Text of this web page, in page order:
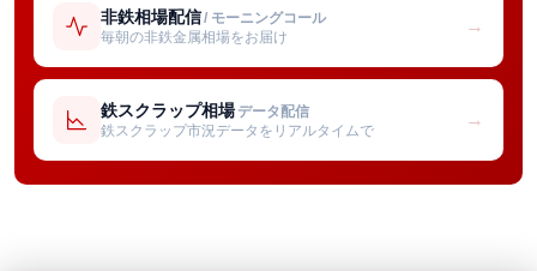
非鉄相場配信/ モーニングコール
毎朝の非鉄金属相場をお届け
→
鉄スクラップ相場 データ配信
鉄スクラップ市況データをリアルタイムで
→